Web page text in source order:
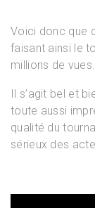
Voici donc que
faisant ainsi le
millions de vues.
Il s’agit bel et
toute aussi
qualité du
sérieux des